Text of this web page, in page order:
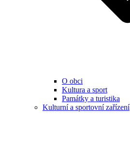
O obci
Kultura a sport
Památky a turistika
Kulturní a sportovní zařízení